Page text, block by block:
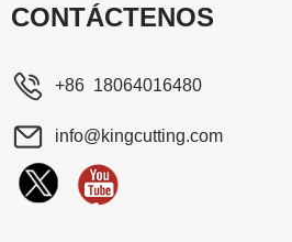
CONTÁCTENOS
+86 18064016480
info@kingcutting.com